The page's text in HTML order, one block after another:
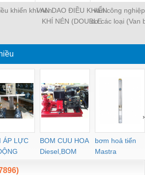
khiển khí nénVAN DAO ĐIỀU KHIỂN
KHÍ NÉN (DOUBLE
van công
cơ các loại (Van
bộ tách
ÁP LỰC
BOM CUU HOA
Diesel,BOM
CHUA CHAY
bơm hoả tiển
Mastra
›